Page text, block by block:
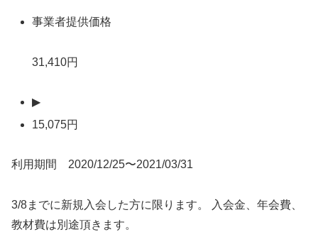
事業者提供価格
31,410円
▶
15,075円
利用期間 2020/12/25〜2021/03/31
3/8までに新規入会した方に限ります。 入会金、年会費、
教材費は別途頂きます。